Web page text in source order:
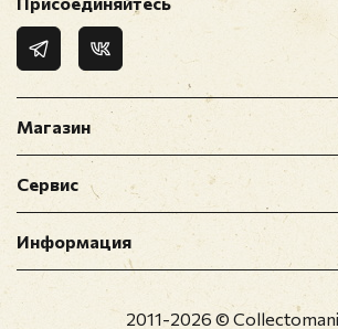
Магазин
Сервис
Информация
2011-2026 ©